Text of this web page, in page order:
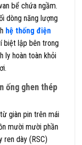
bể chứa ngầm.
dòng năng lượng
hệ thống điện
biệt lập bên trong
ly hoàn toàn khỏi
ống ghen thép
giàn pin trên mái
mười mười phần
ren dày (RSC)